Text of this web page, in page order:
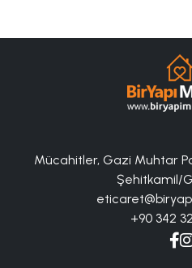
Mücahitler, Gazi Muhtar
Şehitkamil/
+90 342